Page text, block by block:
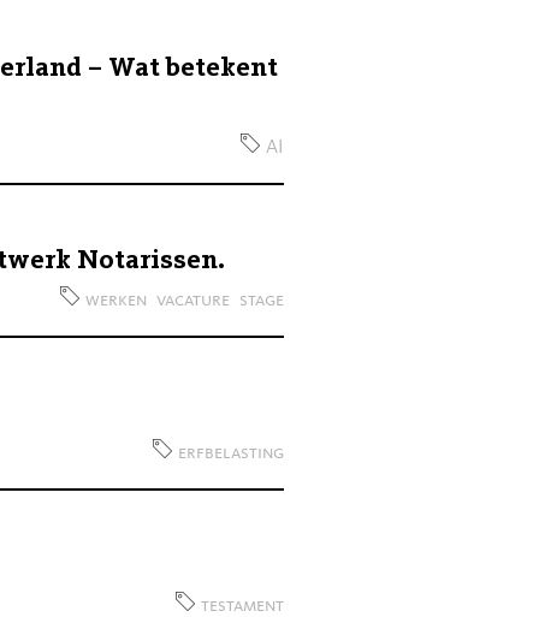
– Wat betekent
AI
Notarissen.
werken vacature stage
erfbelasting
testament